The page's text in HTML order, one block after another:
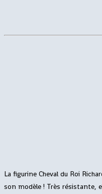
La figurine Cheval du Roi
son modèle ! Très résistante,